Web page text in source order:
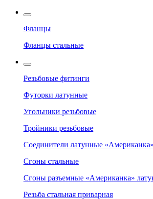
Фланцы
Фланцы стальные
Резьбовые фитинги
Футорки латунные
Угольники резьбовые
Тройники резьбовые
Соединители латунные «Американка»
Сгоны стальные
Сгоны разъемные «Американка»
Резьба стальная приварная